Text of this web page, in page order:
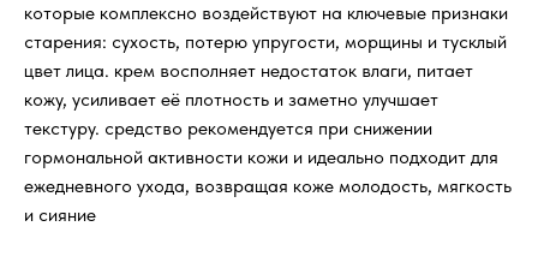
которые комплексно воздействуют на ключевые признаки
старения: сухость, потерю упругости, морщины и тусклый
цвет лица. крем восполняет недостаток влаги, питает
кожу, усиливает её плотность и заметно улучшает
текстуру. средство рекомендуется при снижении
гормональной активности кожи и идеально подходит для
ежедневного ухода, возвращая коже молодость, мягкость
и сияние